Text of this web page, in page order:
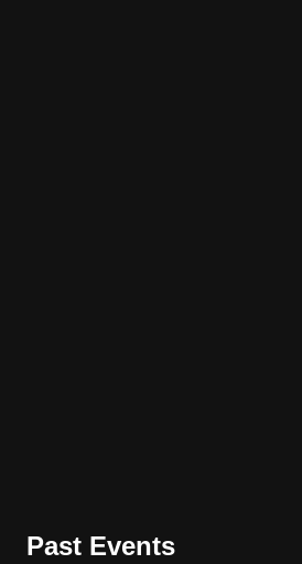
Past Events